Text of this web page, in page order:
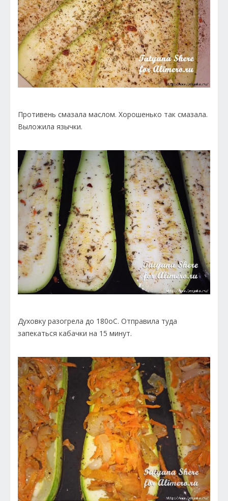
Противень смазала маслом. Хорошенько так смазала.
Выложила язычки.
Духовку разогрела до 180оС. Отправила туда
запекаться кабачки на 15 минут.